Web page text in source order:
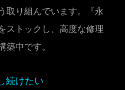
取り組んでいます。『永
ストックし、高度な修理
中です。
続けたい